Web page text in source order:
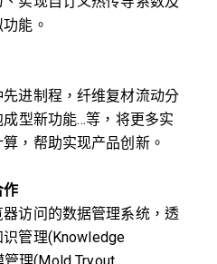
能。
进制程，纤维复材流动分
型新功能…等，将更多实
，帮助实现产品创新。
作
访问的数据管理系统，透
管理(Knowledge
管理(Mold Tryout